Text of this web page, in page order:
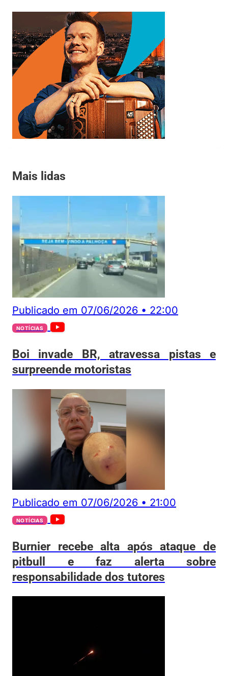
Mais lidas
Publicado em 07/06/2026 • 22:00
NOTÍCIAS
Boi invade BR, atravessa pistas e
surpreende motoristas
Publicado em 07/06/2026 • 21:00
NOTÍCIAS
Burnier recebe alta após ataque de
pitbull e faz alerta sobre
responsabilidade dos tutores